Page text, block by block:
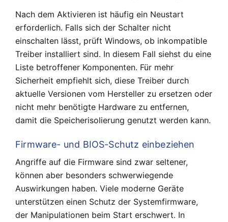
Nach dem Aktivieren ist häufig ein Neustart
erforderlich. Falls sich der Schalter nicht
einschalten lässt, prüft Windows, ob inkompatible
Treiber installiert sind. In diesem Fall siehst du eine
Liste betroffener Komponenten. Für mehr
Sicherheit empfiehlt sich, diese Treiber durch
aktuelle Versionen vom Hersteller zu ersetzen oder
nicht mehr benötigte Hardware zu entfernen,
damit die Speicherisolierung genutzt werden kann.
Firmware- und BIOS-Schutz einbeziehen
Angriffe auf die Firmware sind zwar seltener,
können aber besonders schwerwiegende
Auswirkungen haben. Viele moderne Geräte
unterstützen einen Schutz der Systemfirmware,
der Manipulationen beim Start erschwert. In